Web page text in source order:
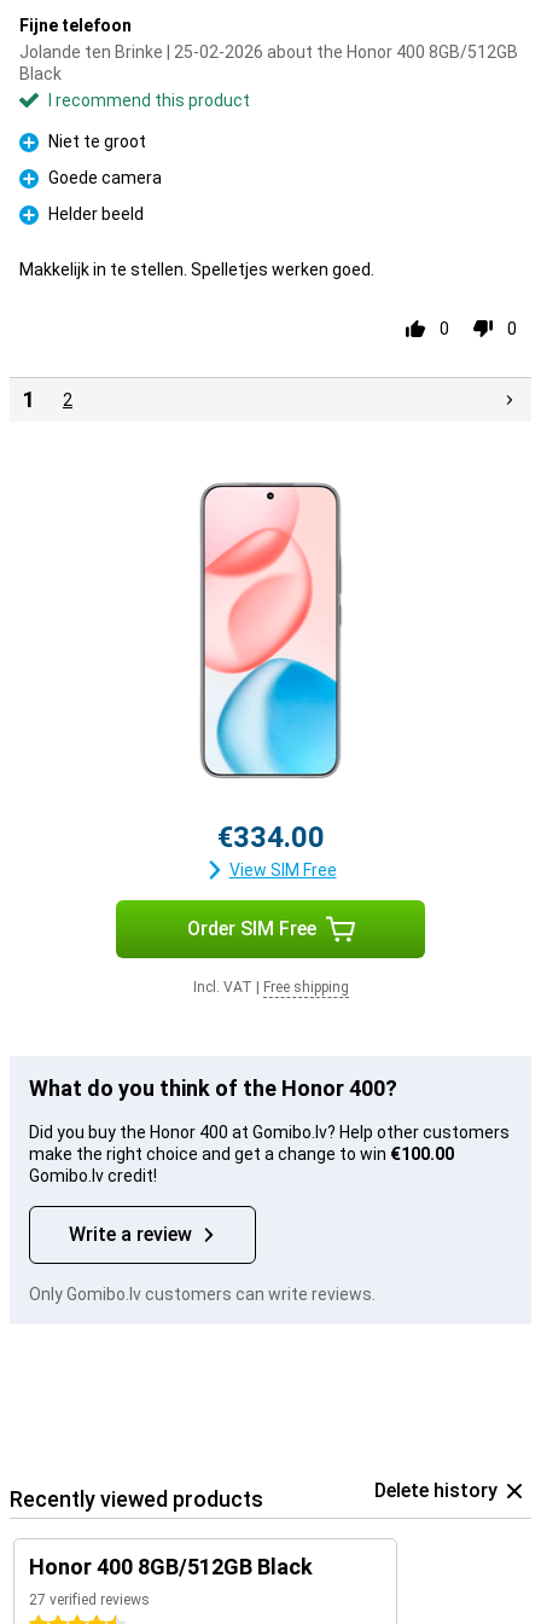
Fijne telefoon
Jolande ten Brinke | 25-02-2026 about the Honor 400 8GB/512GB
Black
I recommend this product
Pro
Niet te groot
Pro
Goede camera
Pro
Helder beeld
Makkelijk in te stellen. Spelletjes werken goed.
0 0
1 2
€334.00
View SIM Free
Order SIM Free
Incl. VAT Free shipping
What do you think of the Honor 400?
Did you buy the Honor 400 at Gomibo.lv? Help other customers
make the right choice and get a change to win €100.00
Gomibo.lv credit!
Write a review
Only Gomibo.lv customers can write reviews.
Recently viewed products Delete history
Honor 400 8GB/512GB Black
27 verified reviews